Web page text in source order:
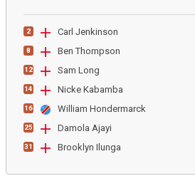
2 Carl Jenkinson
8 Ben Thompson
12 Sam Long
14 Nicke Kabamba
16 William Hondermarck
25 Damola Ajayi
31 Brooklyn Ilunga